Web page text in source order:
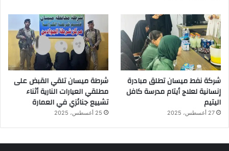
شركة نفط ميسان تطلق مبادرة
إنسانية لعلاج أيتام مدرسة كافل
اليتيم
27 أغسطس، 2025
شرطة ميسان تلقي القبض على
مطلقي العيارات النارية أثناء
تشييع جنائزي في العمارة
25 أغسطس، 2025